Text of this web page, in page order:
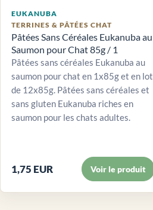
EUKANUBA
TERRINES & PÂTÉES CHAT
Pâtées Sans Céréales Eukanuba au
Saumon pour Chat 85g / 1
Pâtées sans céréales Eukanuba au
saumon pour chat en 1x85g et en lot
de 12x85g. Pâtées sans céréales et
sans gluten Eukanuba riches en
saumon pour les chats adultes.
1,75 EUR Voir le produit